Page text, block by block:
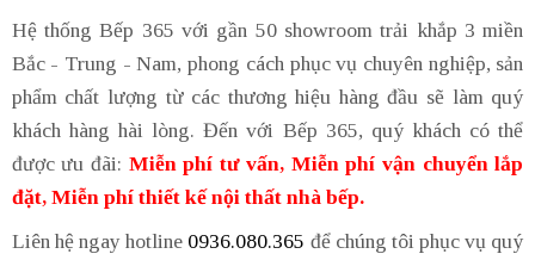
Hệ thống Bếp 365 với gần 50 showroom trải khắp 3 miền
Bắc - Trung - Nam, phong cách phục vụ chuyên nghiệp, sản
phẩm chất lượng từ các thương hiệu hàng đầu sẽ làm quý
khách hàng hài lòng. Đến với Bếp 365, quý khách có thể
được ưu đãi: Miễn phí tư vấn, Miễn phí vận chuyển lắp
đặt, Miễn phí thiết kế nội thất nhà bếp.
Liên hệ ngay hotline 0936.080.365 để chúng tôi phục vụ quý